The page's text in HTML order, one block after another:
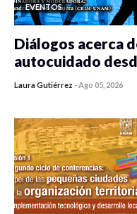
EVENTOS
Diálogos acerca
autocuidado
Laura Gutiérrez -Ago 05, 2026